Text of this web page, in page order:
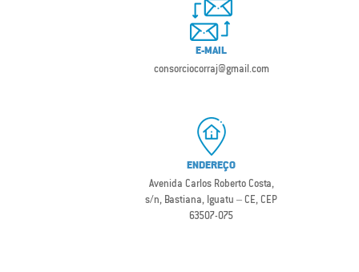
E-MAIL
consorciocorraj@gmail.com
ENDEREÇO
Avenida Carlos Roberto Costa,
s/n, Bastiana, Iguatu – CE, CEP
63507-075